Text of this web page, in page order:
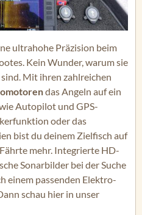
ultrahohe Präzision beim
Kein Wunder, warum sie
Mit ihren zahlreichen
das Angeln auf ein
Autopilot und GPS-
oder das
bist du deinem Zielfisch auf
mehr. Integrierte HD-
Sonarbilder bei der Suche
einem passenden Elektro-
schau hier in unser